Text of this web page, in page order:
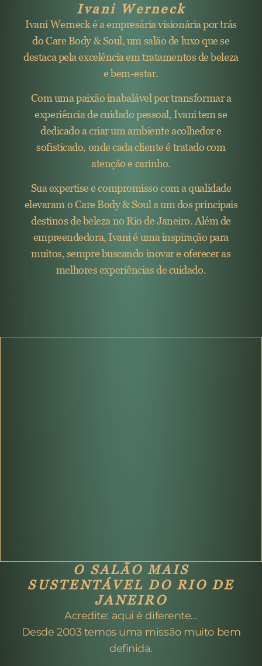
Ivani Werneck
Ivani Werneck é a empresária visionária por trás
do Care Body & Soul, um salão de luxo que se
destaca pela excelência em tratamentos de beleza
e bem-estar.
Com uma paixão inabalável por transformar a
experiência de cuidado pessoal, Ivani tem se
dedicado a criar um ambiente acolhedor e
sofisticado, onde cada cliente é tratado com
atenção e carinho.
Sua expertise e compromisso com a qualidade
elevaram o Care Body & Soul a um dos principais
destinos de beleza no Rio de Janeiro. Além de
empreendedora, Ivani é uma inspiração para
muitos, sempre buscando inovar e oferecer as
melhores experiências de cuidado.
O SALÃO MAIS
SUSTENTÁVEL DO RIO DE
JANEIRO
Acredite: aqui é diferente…
Desde 2003 temos uma missão muito bem
definida.